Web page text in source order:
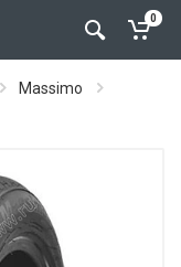
0
Massimo